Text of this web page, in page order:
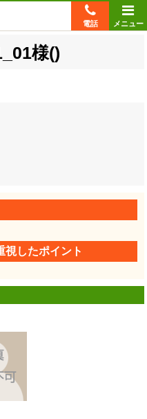
電話 メニュー
様()
視したポイント